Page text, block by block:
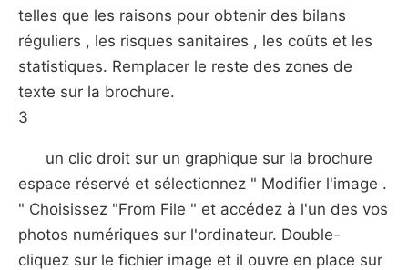
telles que les raisons pour obtenir des bilans
réguliers , les risques sanitaires , les coûts et les
statistiques. Remplacer le reste des zones de
texte sur la brochure.
3
un clic droit sur un graphique sur la brochure
espace réservé et sélectionnez " Modifier l'image .
" Choisissez "From File " et accédez à l'un des vos
photos numériques sur l'ordinateur. Double-
cliquez sur le fichier image et il ouvre en place sur